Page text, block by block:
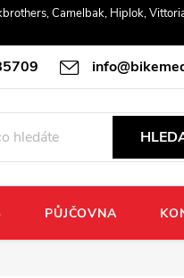
Camelbak, Hiplok,
PŮJČOVNA